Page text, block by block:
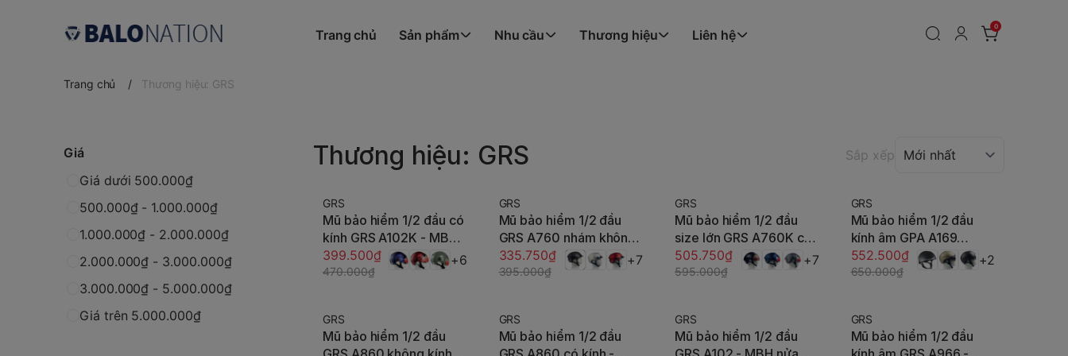
Trang chủ Sản phẩm Nhu cầu Thương hiệu Liên hệ
0
Trang chủ / Thương hiệu: GRS
Giá
Giá dưới 500.000₫
500.000₫ - 1.000.000₫
1.000.000₫ - 2.000.000₫
2.000.000₫ - 3.000.000₫
3.000.000₫ - 5.000.000₫
Giá trên 5.000.000₫
Thương hiệu: GRS Sắp xếp
-15%
Tùy chọn
GRS
Mũ bảo hiểm 1/2 đầu có
kính GRS A102K - MBH
nửa đầu kính ngoài an
toàn, nhỏ gọn, ôm sát
399.500₫
470.000₫
+6
-15%
Tùy chọn
GRS
Mũ bảo hiểm 1/2 đầu
GRS A760 nhám không
kính – Siêu Nhẹ, Cực
Êm, Chống Trầy
335.750₫
395.000₫
+7
-15%
Tùy chọn
GRS
Mũ bảo hiểm 1/2 đầu
size lớn GRS A760K có
kính – Siêu Nhẹ, Cực
Êm, Chống Trầy
505.750₫
595.000₫
+7
-15%
Tùy chọn
GRS
Mũ bảo hiểm 1/2 đầu
kính âm GPA A169
(GRS) - Giấu kính, chắc
chắn
552.500₫
650.000₫
+2
-15%
Tùy chọn
GRS
Mũ bảo hiểm 1/2 đầu
-15%
Tùy chọn
GRS
Mũ bảo hiểm 1/2 đầu
-15%
Tùy chọn
GRS
Mũ bảo hiểm 1/2 đầu
-15%
Tùy chọn
GRS
Mũ bảo hiểm 1/2 đầu